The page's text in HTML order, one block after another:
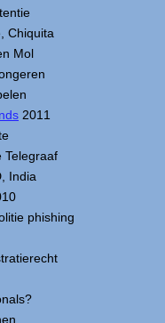
Chiquita
Mol
2011
Telegraaf
India
phishing